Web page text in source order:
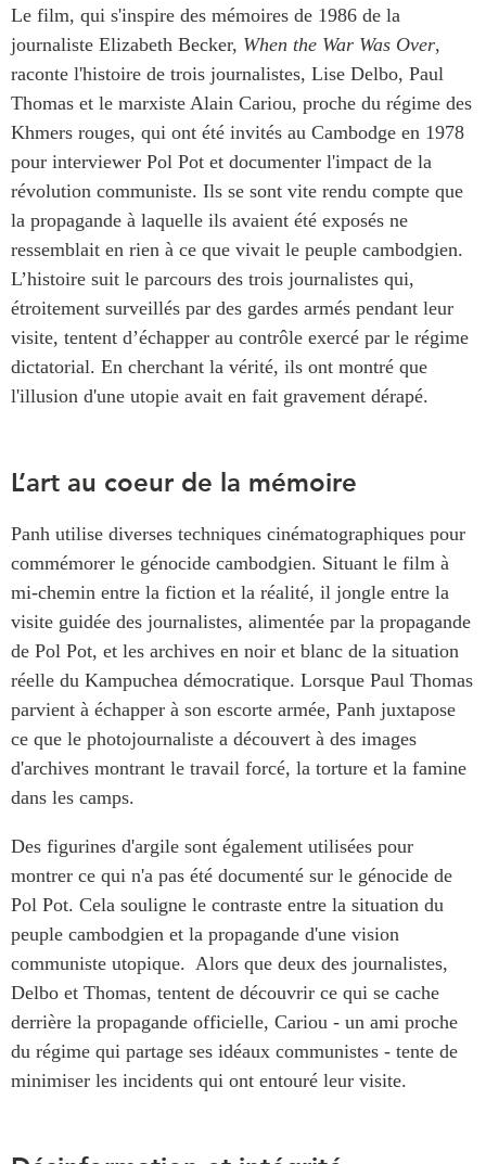
RÉSEAUX
Attachés supérieurs de
recherche
APEC
PECC
CSCAP
Partenaires institutionnels
Conférence Canada-en-
CPTPP Portal
Le film, qui s'inspire des mémoires de 1986 de la
journaliste Elizabeth Becker, When the War Was Over,
raconte l'histoire de trois journalistes, Lise Delbo, Paul
Thomas et le marxiste Alain Cariou, proche du régime des
Khmers rouges, qui ont été invités au Cambodge en 1978
pour interviewer Pol Pot et documenter l'impact de la
révolution communiste. Ils se sont vite rendu compte que
la propagande à laquelle ils avaient été exposés ne
ressemblait en rien à ce que vivait le peuple cambodgien.
L’histoire suit le parcours des trois journalistes qui,
étroitement surveillés par des gardes armés pendant leur
visite, tentent d’échapper au contrôle exercé par le régime
dictatorial. En cherchant la vérité, ils ont montré que
l'illusion d'une utopie avait en fait gravement dérapé.
L’art au coeur de la mémoire
Panh utilise diverses techniques cinématographiques pour
commémorer le génocide cambodgien. Situant le film à
mi-chemin entre la fiction et la réalité, il jongle entre la
visite guidée des journalistes, alimentée par la propagande
de Pol Pot, et les archives en noir et blanc de la situation
réelle du Kampuchea démocratique. Lorsque Paul Thomas
parvient à échapper à son escorte armée, Panh juxtapose
ce que le photojournaliste a découvert à des images
d'archives montrant le travail forcé, la torture et la famine
dans les camps.
Des figurines d'argile sont également utilisées pour
montrer ce qui n'a pas été documenté sur le génocide de
Pol Pot. Cela souligne le contraste entre la situation du
peuple cambodgien et la propagande d'une vision
communiste utopique. Alors que deux des journalistes,
Delbo et Thomas, tentent de découvrir ce qui se cache
derrière la propagande officielle, Cariou - un ami proche
du régime qui partage ses idéaux communistes - tente de
minimiser les incidents qui ont entouré leur visite.